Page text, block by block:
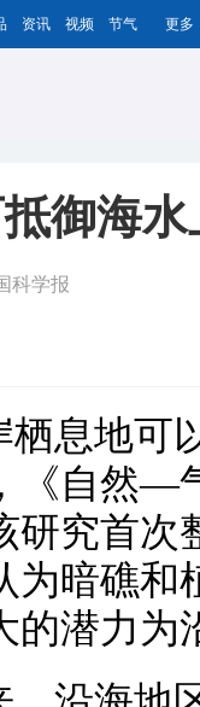
资讯 视频 节气 更多
御海
科学报
栖息地可
《自然—
研究首次
为暗礁和
的潜力为